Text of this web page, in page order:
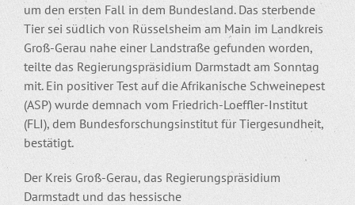
um den ersten Fall in dem Bundesland. Das sterbende
Tier sei südlich von Rüsselsheim am Main im Landkreis
Groß-Gerau nahe einer Landstraße gefunden worden,
teilte das Regierungspräsidium Darmstadt am Sonntag
mit. Ein positiver Test auf die Afrikanische Schweinepest
(ASP) wurde demnach vom Friedrich-Loeffler-Institut
(FLI), dem Bundesforschungsinstitut für Tiergesundheit,
bestätigt.
Der Kreis Groß-Gerau, das Regierungspräsidium
Darmstadt und das hessische